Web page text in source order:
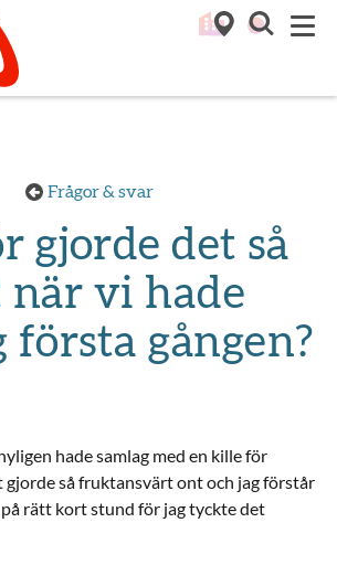
Frågor & svar
gjorde det så
när vi hade
första gången?
hade samlag med en kille för
gjorde så fruktansvärt ont och jag förstår
rätt kort stund för jag tyckte det